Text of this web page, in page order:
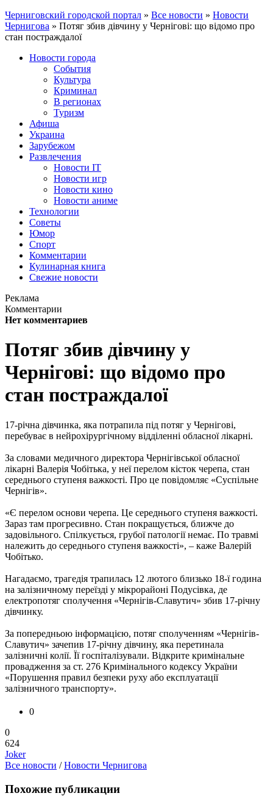
Черниговский городской портал » Все новости » Новости
Чернигова » Потяг збив дівчину у Чернігові: що відомо про
стан постраждалої
Новости города
События
Культура
Криминал
В регионах
Туризм
Афиша
Украина
Зарубежом
Развлечения
Новости IT
Новости игр
Новости кино
Новости аниме
Технологии
Советы
Юмор
Спорт
Комментарии
Кулинарная книга
Свежие новости
Реклама
Комментарии
Нет комментариев
Потяг збив дівчину у
Чернігові: що відомо про
стан постраждалої
17-річна дівчинка, яка потрапила під потяг у Чернігові,
перебуває в нейрохірургічному відділенні обласної лікарні.
За словами медичного директора Чернігівської обласної
лікарні Валерія Чобітька, у неї перелом кісток черепа, стан
середнього ступеня важкості. Про це повідомляє «Суспільне
Чернігів».
«Є перелом основи черепа. Це середнього ступеня важкості.
Зараз там прогресивно. Стан покращується, ближче до
задовільного. Спілкується, грубої патології немає. По травмі
належить до середнього ступеня важкості», – каже Валерій
Чобітько.
Нагадаємо, трагедія трапилась 12 лютого близько 18-ї година
на залізничному переїзді у мікрорайоні Подусівка, де
електропотяг сполучення «Чернігів-Славутич» збив 17-річну
дівчинку.
За попередньою інформацією, потяг сполученням «Чернігів-
Славутич» зачепив 17-річну дівчину, яка перетинала
залізничні колії. Її госпіталізували. Відкрите кримінальне
провадження за ст. 276 Кримінального кодексу України
«Порушення правил безпеки руху або експлуатації
залізничного транспорту».
0
0
624
Joker
Все новости /Новости Чернигова
Похожие публикации